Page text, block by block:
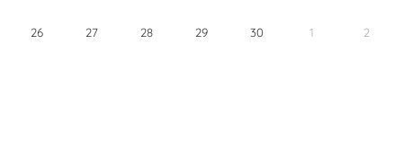
26 27 28 29 30 1 2